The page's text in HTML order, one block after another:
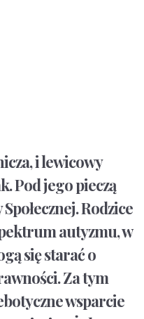
i lewicowy
Pod jego pieczą
Rodzice
autyzmu, w
się starać o
Za tym
wsparcie